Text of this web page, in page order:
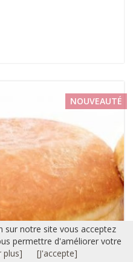
NOUVEAUTÉ
sur notre site vous acceptez
permettre d'améliorer votre
plus] [J'accepte]